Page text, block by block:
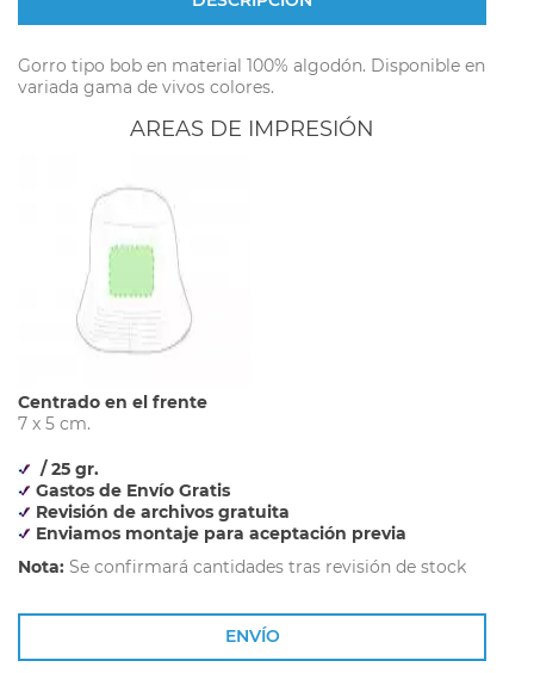
Gorro tipo bob en material 100% algodón. Disponible en
variada gama de vivos colores.
AREAS DE IMPRESIÓN
Centrado en el frente
7 x 5 cm.
/ 25 gr.
Gastos de Envío Gratis
Revisión de archivos gratuita
Enviamos montaje para aceptación previa
Nota: Se confirmará cantidades tras revisión de stock
ENVÍO